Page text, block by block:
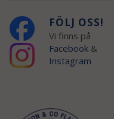
FÖLJ OSS!
Vi finns på
Facebook&
Instagram